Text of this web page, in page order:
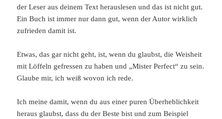
der Leser aus deinem Text herauslesen und das ist nicht gut.
Ein Buch ist immer nur dann gut, wenn der Autor wirklich
zufrieden damit ist.
Etwas, das gar nicht geht, ist, wenn du glaubst, die Weisheit
mit Löffeln gefressen zu haben und „Mister Perfect“ zu sein.
Glaube mir, ich weiß wovon ich rede.
Ich meine damit, wenn du aus einer puren Überheblichkeit
heraus glaubst, dass du der Beste bist und zum Beispiel